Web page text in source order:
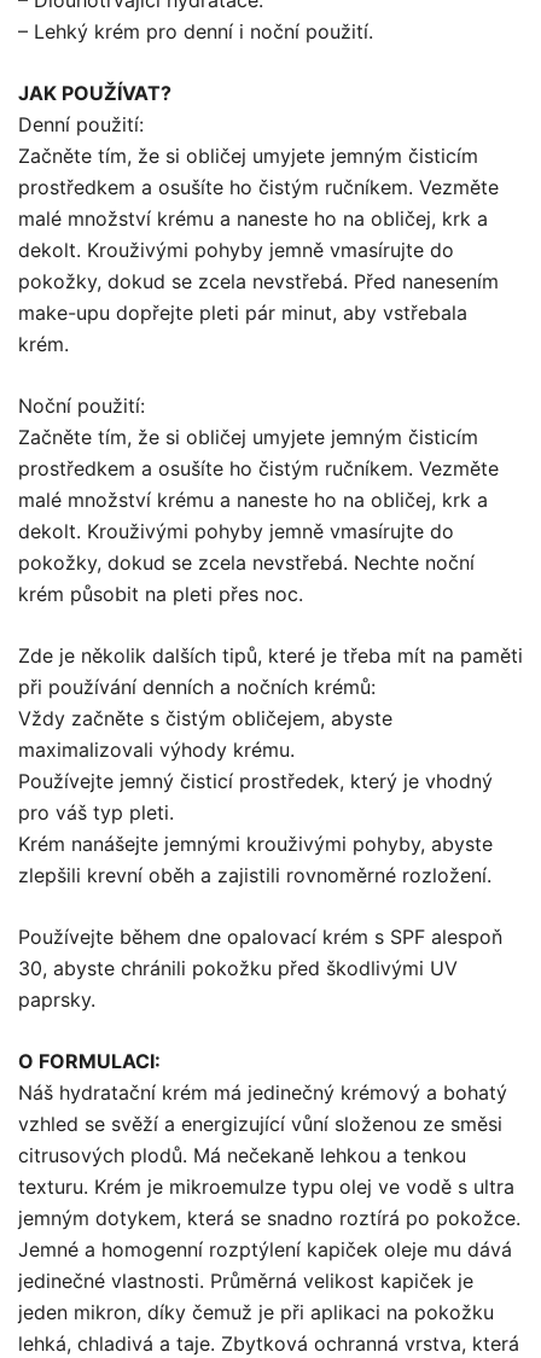
– Lehký krém pro denní i noční použití.
JAK POUŽÍVAT?
Denní použití:
Začněte tím, že si obličej umyjete jemným čisticím
prostředkem a osušíte ho čistým ručníkem. Vezměte
malé množství krému a naneste ho na obličej, krk a
dekolt. Krouživými pohyby jemně vmasírujte do
pokožky, dokud se zcela nevstřebá. Před nanesením
make-upu dopřejte pleti pár minut, aby vstřebala
krém.
Noční použití:
Začněte tím, že si obličej umyjete jemným čisticím
prostředkem a osušíte ho čistým ručníkem. Vezměte
malé množství krému a naneste ho na obličej, krk a
dekolt. Krouživými pohyby jemně vmasírujte do
pokožky, dokud se zcela nevstřebá. Nechte noční
krém působit na pleti přes noc.
Zde je několik dalších tipů, které je třeba mít na paměti
při používání denních a nočních krémů:
Vždy začněte s čistým obličejem, abyste
maximalizovali výhody krému.
Používejte jemný čisticí prostředek, který je vhodný
pro váš typ pleti.
Krém nanášejte jemnými krouživými pohyby, abyste
zlepšili krevní oběh a zajistili rovnoměrné rozložení.
Používejte během dne opalovací krém s SPF alespoň
30, abyste chránili pokožku před škodlivými UV
paprsky.
O FORMULACI:
Náš hydratační krém má jedinečný krémový a bohatý
vzhled se svěží a energizující vůní složenou ze směsi
citrusových plodů. Má nečekaně lehkou a tenkou
texturu. Krém je mikroemulze typu olej ve vodě s ultra
jemným dotykem, která se snadno roztírá po pokožce.
Jemné a homogenní rozptýlení kapiček oleje mu dává
jedinečné vlastnosti. Průměrná velikost kapiček je
jeden mikron, díky čemuž je při aplikaci na pokožku
lehká, chladivá a taje. Zbytková ochranná vrstva, která